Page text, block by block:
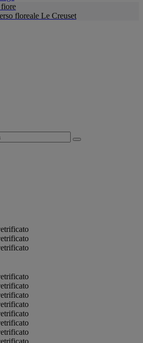
floreale Le Creuset